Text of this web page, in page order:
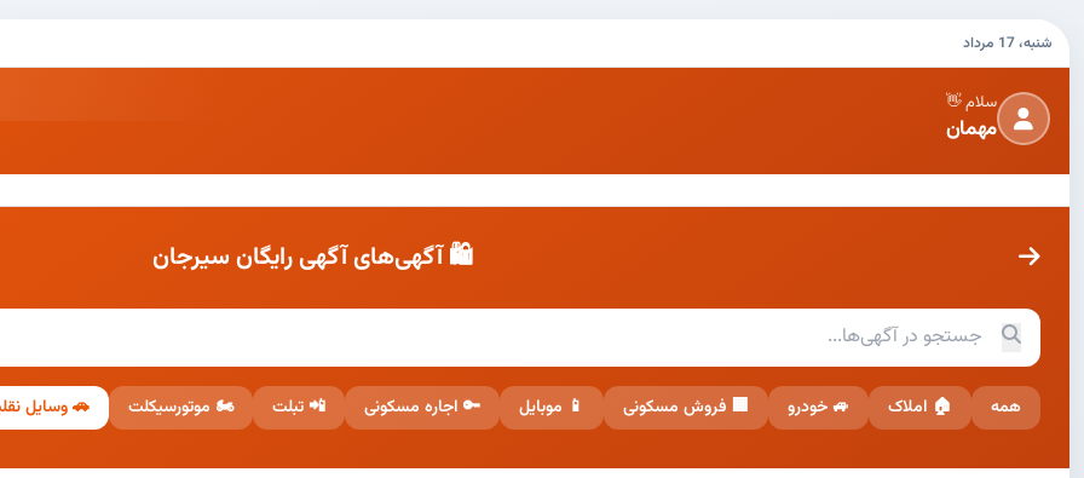
شنبه، 17 مرداد
سلام 👋
مهمان
🛍️ آگهی‌های آگهی رایگان سیرجان
همه 🏠 املاک 🚙 خودرو 🏢 فروش مسکونی 📱 موبایل 🔑 اجاره مسکونی 📲 تبلت 🏍️ موتورسیکلت 🚗 وسایل